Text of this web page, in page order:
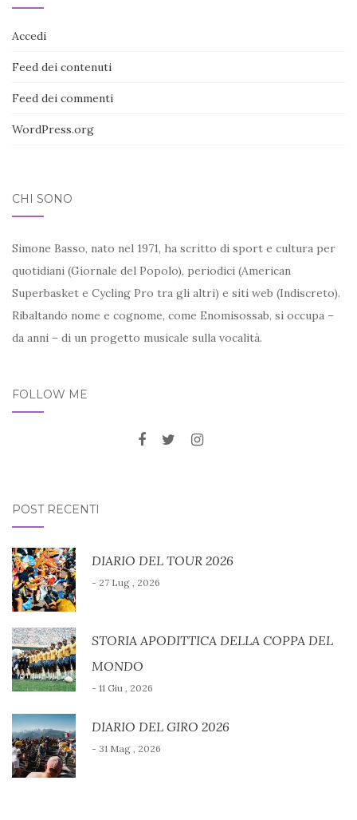
Accedi
Feed dei contenuti
Feed dei commenti
WordPress.org
CHI SONO
Simone Basso, nato nel 1971, ha scritto di sport e cultura per
quotidiani (Giornale del Popolo), periodici (American
Superbasket e Cycling Pro tra gli altri) e siti web (Indiscreto).
Ribaltando nome e cognome, come Enomisossab, si occupa –
da anni – di un progetto musicale sulla vocalità.
FOLLOW ME
POST RECENTI
DIARIO DEL TOUR 2026
- 27 Lug , 2026
STORIA APODITTICA DELLA COPPA DEL
MONDO
- 11 Giu , 2026
DIARIO DEL GIRO 2026
- 31 Mag , 2026